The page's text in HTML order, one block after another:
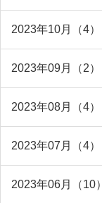
2023年10月（4）
2023年09月（2）
2023年08月（4）
2023年07月（4）
2023年06月（10）